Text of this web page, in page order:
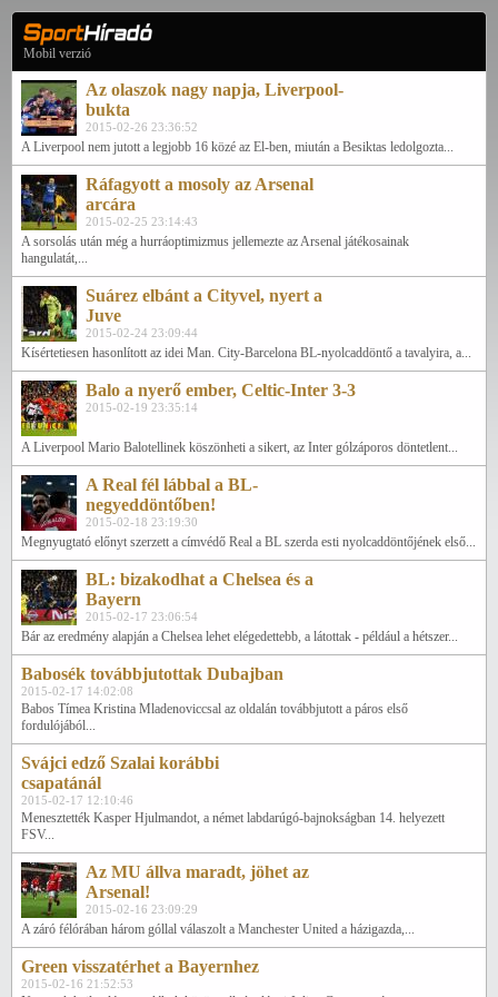
Mobil verzió
Az olaszok nagy napja, Liverpool-
bukta
2015-02-26 23:36:52
A Liverpool nem jutott a legjobb 16 közé az El-ben, miután a Besiktas ledolgozta...
Ráfagyott a mosoly az Arsenal
arcára
2015-02-25 23:14:43
A sorsolás után még a hurráoptimizmus jellemezte az Arsenal játékosainak
hangulatát,...
Suárez elbánt a Cityvel, nyert a
Juve
2015-02-24 23:09:44
Kísértetiesen hasonlított az idei Man. City-Barcelona BL-nyolcaddöntő a tavalyira, a...
Balo a nyerő ember, Celtic-Inter 3-3
2015-02-19 23:35:14
A Liverpool Mario Balotellinek köszönheti a sikert, az Inter gólzáporos döntetlent...
A Real fél lábbal a BL-
negyeddöntőben!
2015-02-18 23:19:30
Megnyugtató előnyt szerzett a címvédő Real a BL szerda esti nyolcaddöntőjének első...
BL: bizakodhat a Chelsea és a
Bayern
2015-02-17 23:06:54
Bár az eredmény alapján a Chelsea lehet elégedettebb, a látottak - például a hétszer...
Babosék továbbjutottak Dubajban
2015-02-17 14:02:08
Babos Tímea Kristina Mladenoviccsal az oldalán továbbjutott a páros első
fordulójából...
Svájci edző Szalai korábbi
csapatánál
2015-02-17 12:10:46
Menesztették Kasper Hjulmandot, a német labdarúgó-bajnokságban 14. helyezett
FSV...
Az MU állva maradt, jöhet az
Arsenal!
2015-02-16 23:09:29
A záró félórában három góllal válaszolt a Manchester United a házigazda,...
Green visszatérhet a Bayernhez
2015-02-16 21:52:53